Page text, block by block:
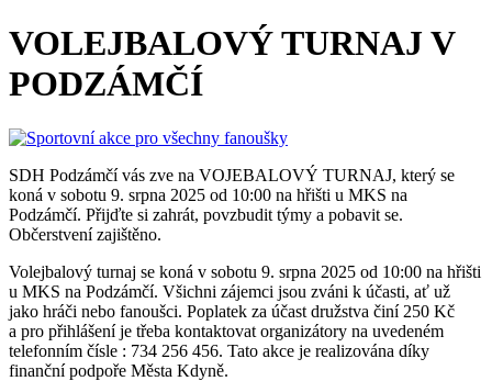
VOLEJBALOVÝ TURNAJ V
PODZÁMČÍ
SDH Podzámčí vás zve na VOJEBALOVÝ TURNAJ, který se
koná v sobotu 9. srpna 2025 od 10:00 na hřišti u MKS na
Podzámčí. Přijďte si zahrát, povzbudit týmy a pobavit se.
Občerstvení zajištěno.
Volejbalový turnaj se koná v sobotu 9. srpna 2025 od 10:00 na hřišti
u MKS na Podzámčí. Všichni zájemci jsou zváni k účasti, ať už
jako hráči nebo fanoušci. Poplatek za účast družstva činí 250 Kč
a pro přihlášení je třeba kontaktovat organizátory na uvedeném
telefonním čísle : 734 256 456. Tato akce je realizována díky
finanční podpoře Města Kdyně.